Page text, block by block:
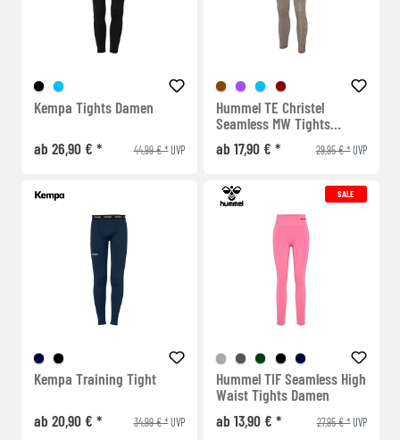
Kempa Tights Damen
ab 26,90 € * 44,99 € *UVP
Hummel TE Christel
Seamless MW Tights
Damen
ab 17,90 € * 29,95 € *UVP
Kempa Training Tight
ab 20,90 € * 34,99 € *UVP
SALE
Hummel TIF Seamless High
Waist Tights Damen
ab 13,90 € *
27,95 € *UVP